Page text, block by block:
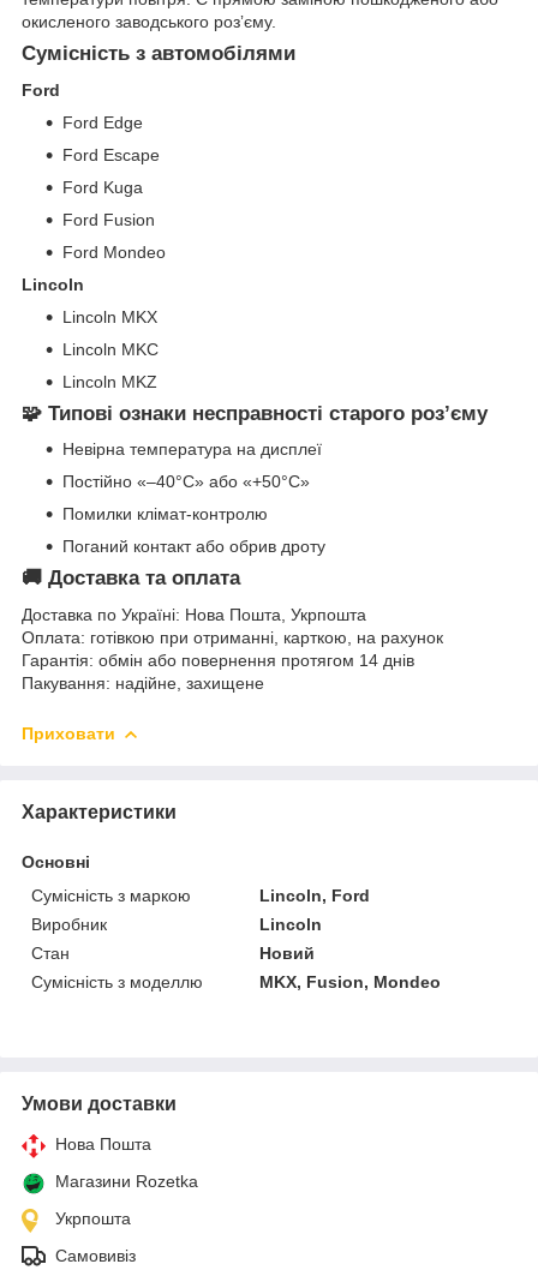
окисленого заводського розʼєму.
Сумісність з автомобілями
Ford
Ford Edge
Ford Escape
Ford Kuga
Ford Fusion
Ford Mondeo
Lincoln
Lincoln MKX
Lincoln MKC
Lincoln MKZ
🧩 Типові ознаки несправності старого розʼєму
Невірна температура на дисплеї
Постійно «–40°C» або «+50°C»
Помилки клімат-контролю
Поганий контакт або обрив дроту
🚚 Доставка та оплата
Доставка по Україні: Нова Пошта, Укрпошта
Оплата: готівкою при отриманні, карткою, на рахунок
Гарантія: обмін або повернення протягом 14 днів
Пакування: надійне, захищене
Приховати
Характеристики
Основні
Сумісність з маркою
Lincoln, Ford
Виробник
Lincoln
Стан
Новий
Сумісність з моделлю
MKX, Fusion, Mondeo
Умови доставки
Нова Пошта
Магазини Rozetka
Укрпошта
Самовивіз